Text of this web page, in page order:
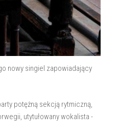
nowy singiel zapowiadający
potężną sekcją rytmiczną,
utytułowany wokalista -